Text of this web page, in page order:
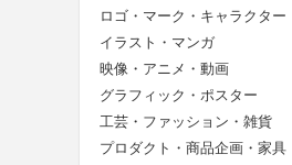
ロゴ・マーク・キャラクター
イラスト・マンガ
映像・アニメ・動画
グラフィック・ポスター
工芸・ファッション・雑貨
プロダクト・商品企画・家具